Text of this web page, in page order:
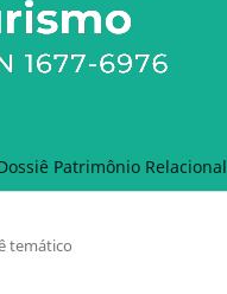
Patrimônio Relacional
temático